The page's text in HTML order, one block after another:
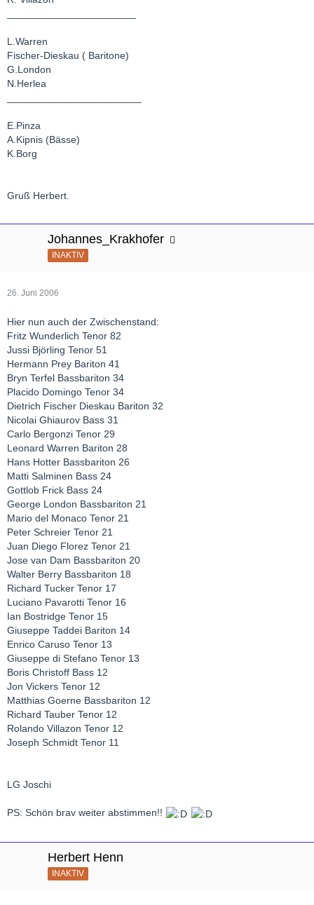
L.Warren
Fischer-Dieskau ( Baritone)
G.London
N.Herlea
E.Pinza
A.Kipnis (Bässe)
K.Borg
Gruß Herbert.
Johannes_Krakhofer
INAKTIV
26. Juni 2006
Hier nun auch der Zwischenstand:
Fritz Wunderlich Tenor 82
Jussi Björling Tenor 51
Hermann Prey Bariton 41
Bryn Terfel Bassbariton 34
Placido Domingo Tenor 34
Dietrich Fischer Dieskau Bariton 32
Nicolai Ghiaurov Bass 31
Carlo Bergonzi Tenor 29
Leonard Warren Bariton 28
Hans Hotter Bassbariton 26
Matti Salminen Bass 24
Gottlob Frick Bass 24
George London Bassbariton 21
Mario del Monaco Tenor 21
Peter Schreier Tenor 21
Juan Diego Florez Tenor 21
Jose van Dam Bassbariton 20
Walter Berry Bassbariton 18
Richard Tucker Tenor 17
Luciano Pavarotti Tenor 16
Ian Bostridge Tenor 15
Giuseppe Taddei Bariton 14
Enrico Caruso Tenor 13
Giuseppe di Stefano Tenor 13
Boris Christoff Bass 12
Jon Vickers Tenor 12
Matthias Goerne Bassbariton 12
Richard Tauber Tenor 12
Rolando Villazon Tenor 12
Joseph Schmidt Tenor 11
LG Joschi
PS: Schön brav weiter abstimmen!!
Herbert Henn
INAKTIV